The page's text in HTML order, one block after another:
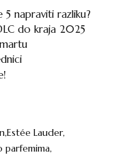
napraviti razliku?
do kraja 2025
Estée Lauder
parfemima